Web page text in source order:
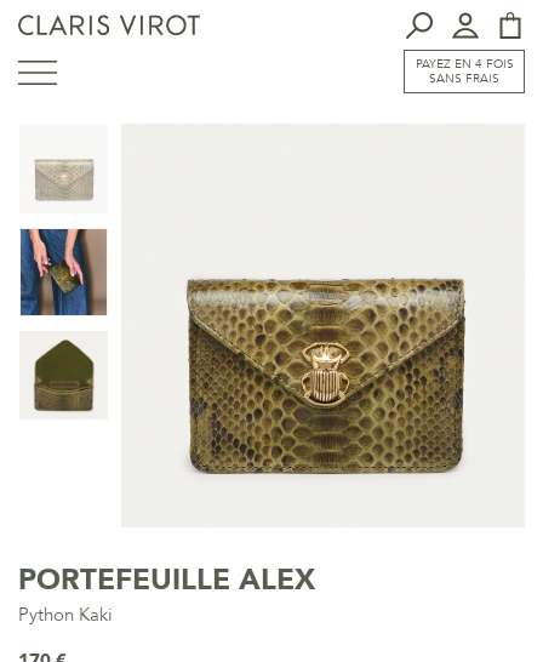
PAYEZ EN 4 FOIS
SANS FRAIS
PORTEFEUILLE ALEX
Python Kaki